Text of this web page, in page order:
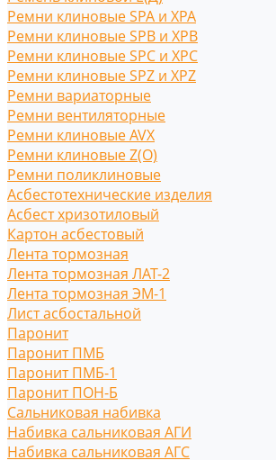
Ремни клиновые SPA и XPA
Ремни клиновые SPB и XPB
Ремни клиновые SPC и XPC
Ремни клиновые SPZ и XPZ
Ремни вариаторные
Ремни вентиляторные
Ремни клиновые AVX
Ремни клиновые Z(O)
Ремни поликлиновые
Асбестотехнические изделия
Асбест хризотиловый
Картон асбестовый
Лента тормозная
Лента тормозная ЛАТ-2
Лента тормозная ЭМ-1
Лист асбостальной
Паронит
Паронит ПМБ
Паронит ПМБ-1
Паронит ПОН-Б
Сальниковая набивка
Набивка сальниковая АГИ
Набивка сальниковая АГС